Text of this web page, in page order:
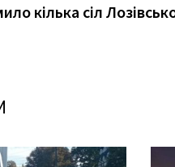
новина:
кілька сіл